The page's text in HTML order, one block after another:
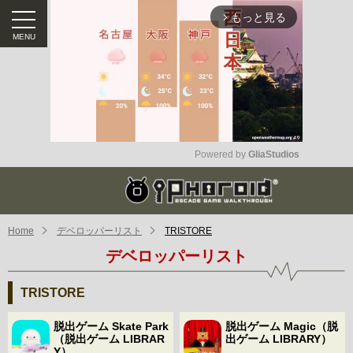
arrow_forward_ios もっと見る
Mute
Powered by GliaStudios
Home デベロッパーリスト TRISTORE
デベロッパーリスト
TRISTORE
脱出ゲーム Skate Park
（脱出ゲーム LIBRAR
脱出ゲーム Magic（脱
出ゲーム LIBRARY）